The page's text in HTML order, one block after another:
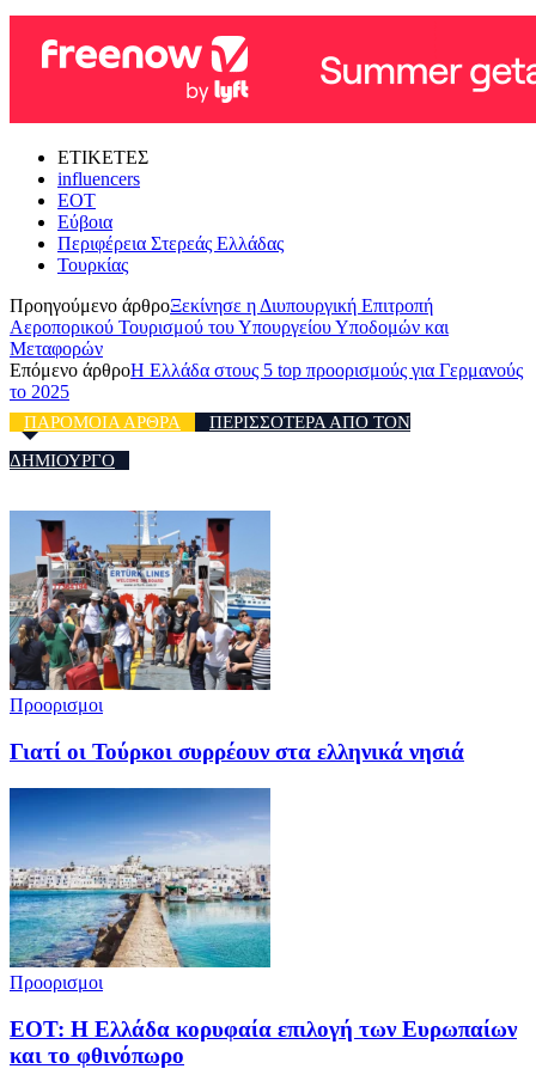
ΕΤΙΚΕΤΕΣ
influencers
ΕΟΤ
Εύβοια
Περιφέρεια Στερεάς Ελλάδας
Τουρκίας
Προηγούμενο άρθροΞεκίνησε η Διυπουργική Επιτροπή
Αεροπορικού Τουρισμού του Υπουργείου Υποδομών και
Μεταφορών
Επόμενο άρθροΗ Ελλάδα στους 5 top προορισμούς για Γερμανούς
το 2025
ΠΑΡΟΜΟΙΑ ΑΡΘΡΑ
ΠΕΡΙΣΣΟΤΕΡΑ ΑΠΟ ΤΟΝ
ΔΗΜΙΟΥΡΓΟ
Προορισμοι
Γιατί οι Τούρκοι συρρέουν στα ελληνικά νησιά
Προορισμοι
ΕΟΤ: Η Ελλάδα κορυφαία επιλογή των Ευρωπαίων
και το φθινόπωρο